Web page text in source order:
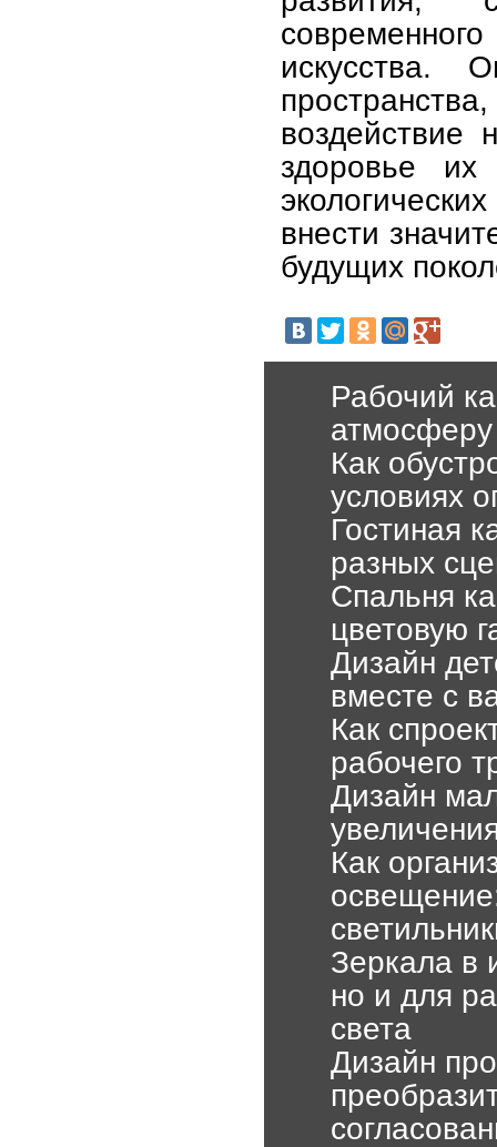
искусства.
воздействие
здоровье их
внести
будущих
Рабочий
атмосферу
Как
условиях
Гостиная
разных
Спальня
цветовую
Дизайн
вместе с
Как
рабочего
Дизайн
Как
Зеркала в
но и для
света
Дизайн